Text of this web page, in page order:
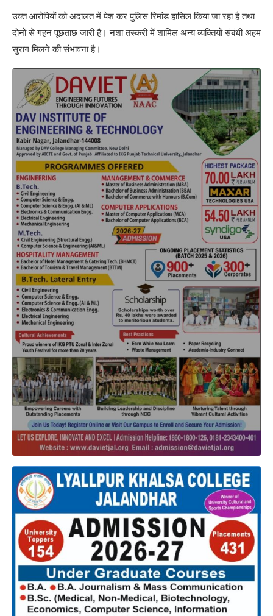
उक्त आरोपियों को अदालत में पेश कर पुलिस रिमांड हासिल किया जा रहा है तथा
दोनों से गहन पूछताछ जारी है। नशा तस्करी में शामिल अन्य व्यक्तियों संबंधी अहम
सुराग मिलने की संभावना है।